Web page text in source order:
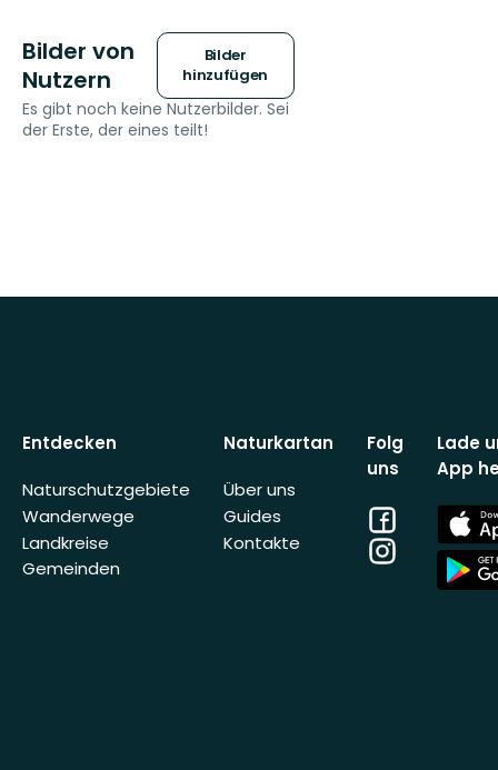
Bilder von
Nutzern
Bilder
hinzufügen
Es gibt noch keine Nutzerbilder. Sei
der Erste, der eines teilt!
Entdecken
Naturschutzgebiete
Wanderwege
Landkreise
Gemeinden
Naturkartan
Über uns
Guides
Kontakte
Folg
uns
Facebook
Instagram
Lade
App
App
Store
App
Store